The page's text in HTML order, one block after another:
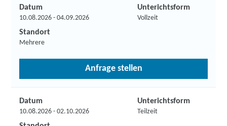
Datum
10.08.2026 - 04.09.2026
Unterichtsform
Vollzeit
Standort
Mehrere
Anfrage stellen
Datum
10.08.2026 - 02.10.2026
Unterichtsform
Teilzeit